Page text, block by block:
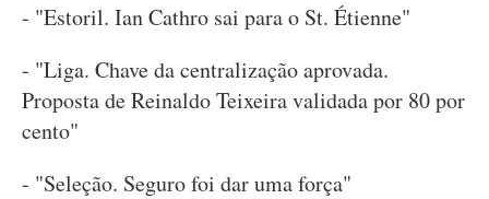
- "Estoril. Ian Cathro sai para o St. Étienne"
- "Liga. Chave da centralização aprovada.
Proposta de Reinaldo Teixeira validada por 80 por
cento"
- "Seleção. Seguro foi dar uma força"